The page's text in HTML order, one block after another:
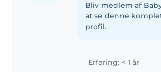
Bliv medlem af
at se denne
profil.
Erfaring: < 1 år